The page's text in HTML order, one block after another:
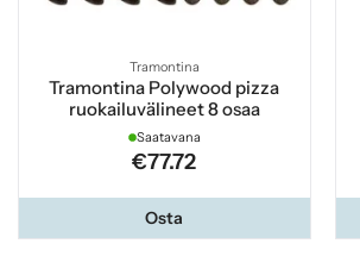
Tramontina
Tramontina Polywood pizza
ruokailuvälineet 8 osaa
Saatavana
€77.72
Osta